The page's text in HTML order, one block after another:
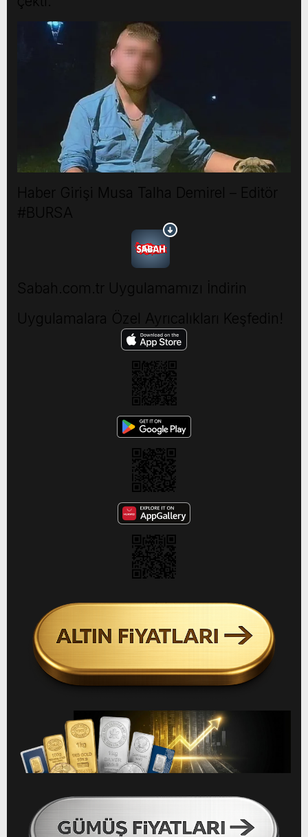
Haber Girişi Musa Talha Demirel – Editör
#BURSA
Sabah.com.tr Uygulamamızı İndirin
Uygulamalara Özel Ayrıcalıkları Keşfedin!